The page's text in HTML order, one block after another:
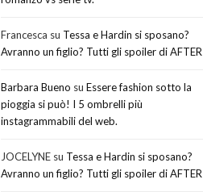
Francesca su Tessa e Hardin si sposano?
Avranno un figlio? Tutti gli spoiler di AFTER
Barbara Bueno su Essere fashion sotto la
pioggia si può! I 5 ombrelli più
instagrammabili del web.
JOCELYNE su Tessa e Hardin si sposano?
Avranno un figlio? Tutti gli spoiler di AFTER